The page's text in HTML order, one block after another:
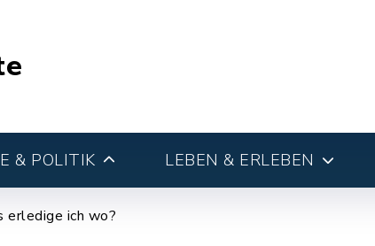
& POLITIK LEBEN & ERLEBEN
erledige ich wo?